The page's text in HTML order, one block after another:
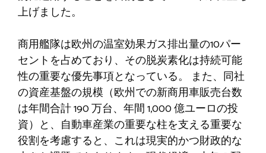
上げました。
商用艦隊は欧州の温室効果ガス排出量の10パー
セントを占めており、その脱炭素化は持続可能
性の重要な優先事項となっている。 また、同社
の資産基盤の規模（欧州での新商用車販売台数
は年間合計 190 万台、年間 1,000 億ユーロの投
資）と、自動車産業の重要な柱を支える重要な
役割を考慮すると、これは現実的かつ財政的な